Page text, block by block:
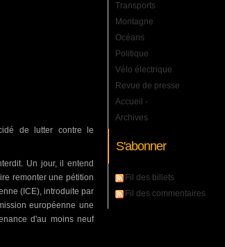
de lutter contre le
Un jour, il entend
remonter une pétition
(ICE), introduite par
européenne une
d'au moins neuf
Transports
Montagne
Océans
Politique
Vélo électrique
Revue de presse
Accueil -
Archives
S'abonner
Fil des billets
Fil des commentaires